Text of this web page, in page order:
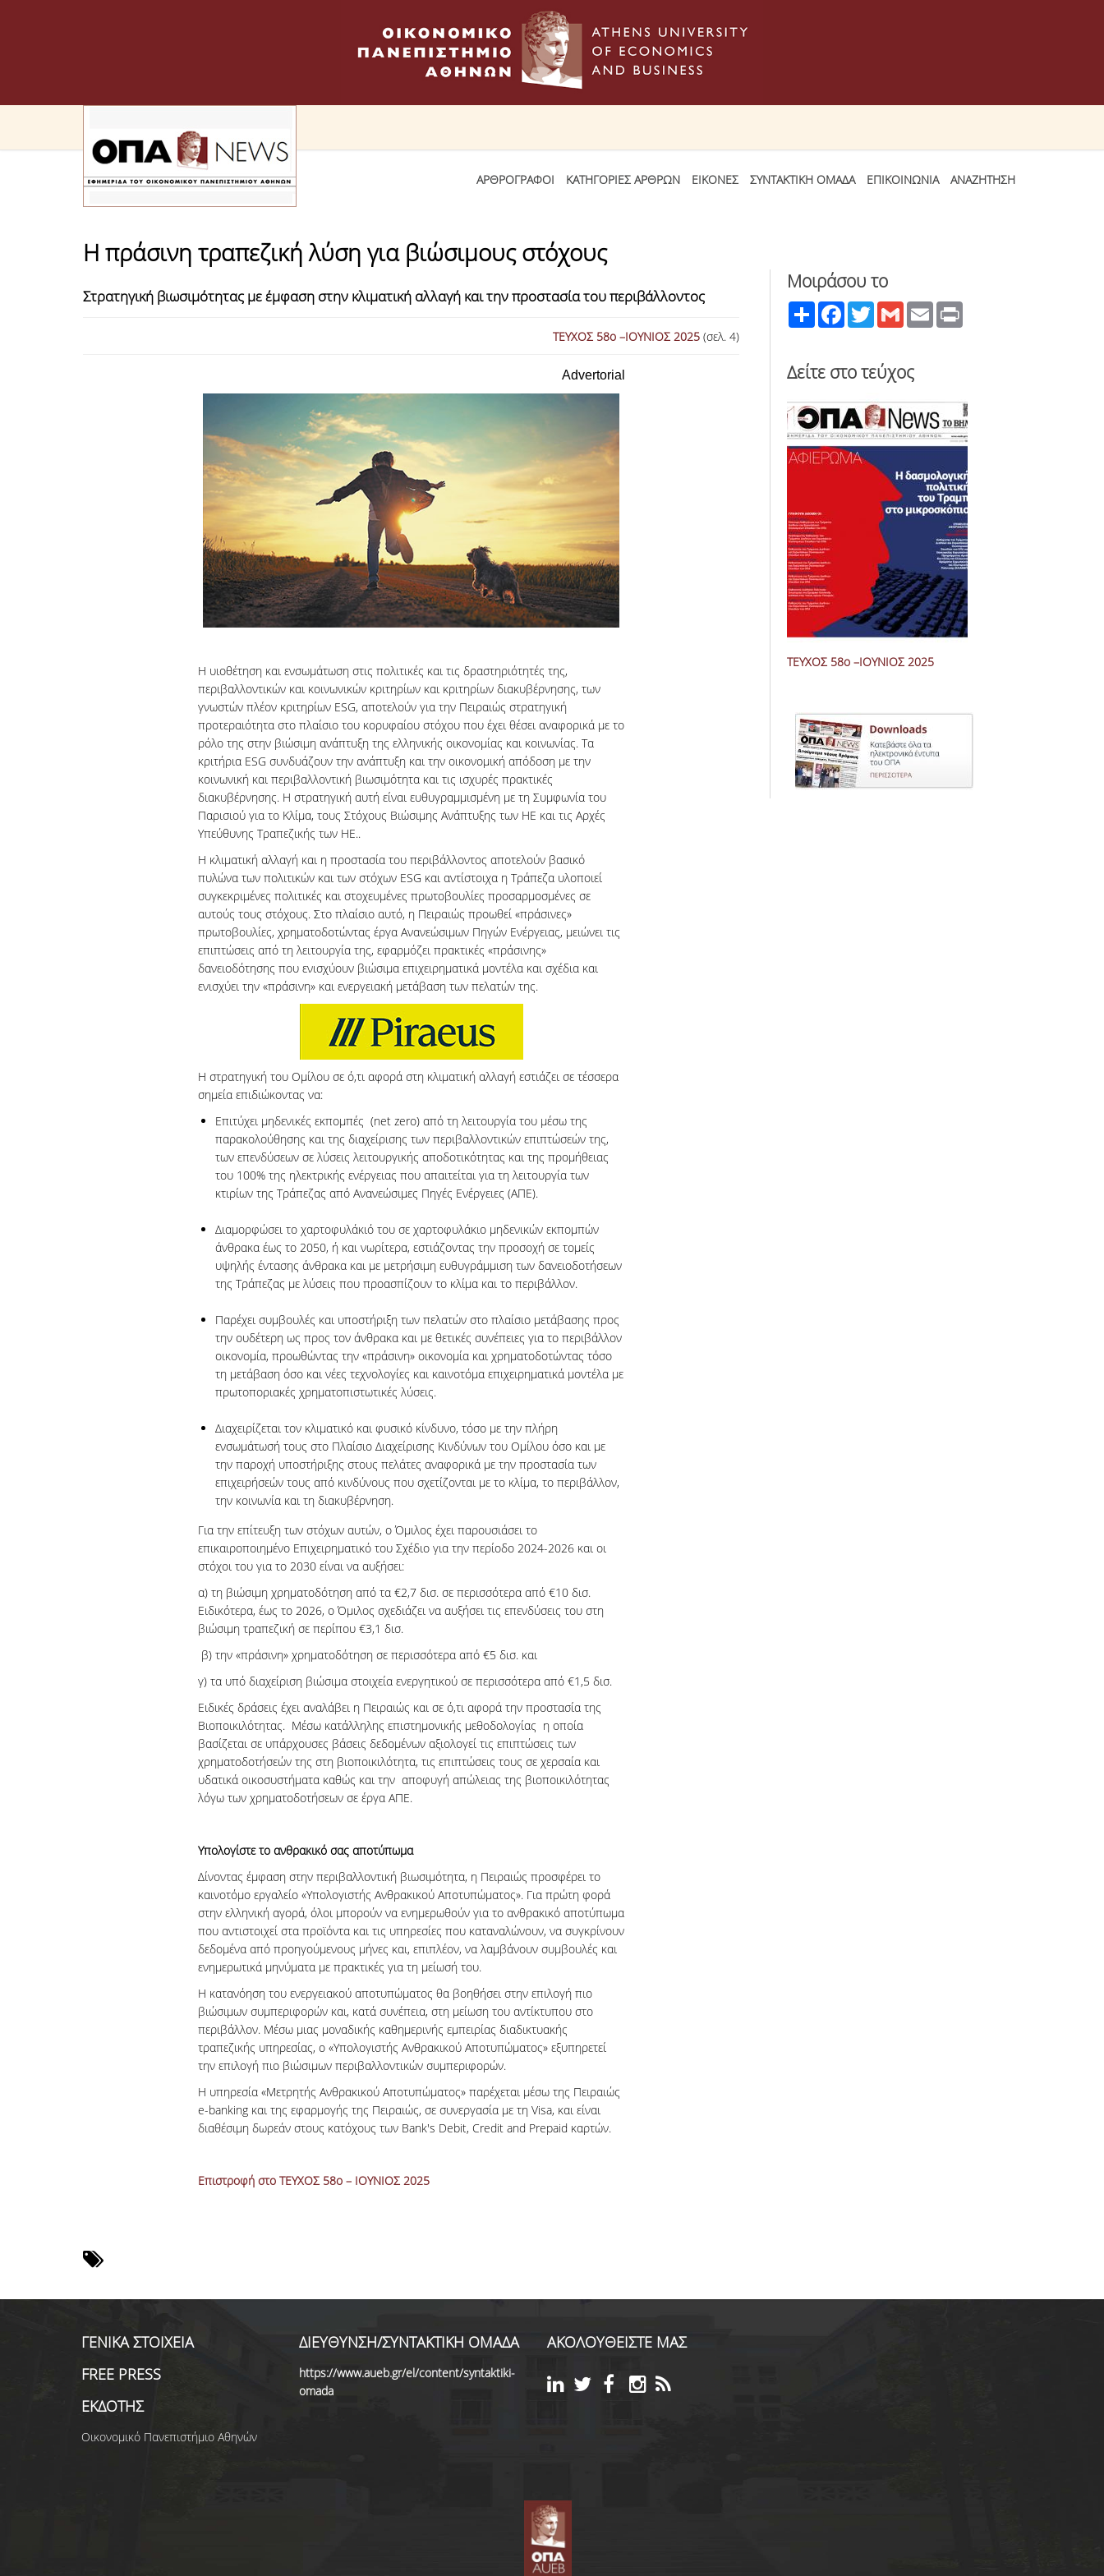
ΑΡΘΡΟΓΡΑΦΟΙ ΚΑΤΗΓΟΡΙΕΣ ΑΡΘΡΩΝ ΕΙΚΟΝΕΣ ΣΥΝΤΑΚΤΙΚΗ ΟΜΑΔΑ ΕΠΙΚΟΙΝΩΝΙΑ ΑΝΑΖΗΤΗΣΗ
Η πράσινη τραπεζική λύση για βιώσιμους στόχους
Στρατηγική βιωσιμότητας με έμφαση στην κλιματική αλλαγή και την προστασία του περιβάλλοντος
ΤΕΥΧΟΣ 58ο –IOYNΙΟΣ 2025 (σελ. 4)
Advertorial
Η υιοθέτηση και ενσωμάτωση στις πολιτικές και τις δραστηριότητές της,
περιβαλλοντικών και κοινωνικών κριτηρίων και κριτηρίων διακυβέρνησης, των
γνωστών πλέον κριτηρίων ESG, αποτελούν για την Πειραιώς στρατηγική
προτεραιότητα στο πλαίσιο του κορυφαίου στόχου που έχει θέσει αναφορικά με το
ρόλο της στην βιώσιμη ανάπτυξη της ελληνικής οικονομίας και κοινωνίας. Τα
κριτήρια ESG συνδυάζουν την ανάπτυξη και την οικονομική απόδοση με την
κοινωνική και περιβαλλοντική βιωσιμότητα και τις ισχυρές πρακτικές
διακυβέρνησης. Η στρατηγική αυτή είναι ευθυγραμμισμένη με τη Συμφωνία του
Παρισιού για το Κλίμα, τους Στόχους Βιώσιμης Ανάπτυξης των ΗΕ και τις Αρχές
Υπεύθυνης Τραπεζικής των HE..
Η κλιματική αλλαγή και η προστασία του περιβάλλοντος αποτελούν βασικό
πυλώνα των πολιτικών και των στόχων ESG και αντίστοιχα η Τράπεζα υλοποιεί
συγκεκριμένες πολιτικές και στοχευμένες πρωτοβουλίες προσαρμοσμένες σε
αυτούς τους στόχους. Στο πλαίσιο αυτό, η Πειραιώς προωθεί «πράσινες»
πρωτοβουλίες, χρηματοδοτώντας έργα Ανανεώσιμων Πηγών Ενέργειας, μειώνει τις
επιπτώσεις από τη λειτουργία της, εφαρμόζει πρακτικές «πράσινης»
δανειοδότησης που ενισχύουν βιώσιμα επιχειρηματικά μοντέλα και σχέδια και
ενισχύει την «πράσινη» και ενεργειακή μετάβαση των πελατών της.
Η στρατηγική του Ομίλου σε ό,τι αφορά στη κλιματική αλλαγή εστιάζει σε τέσσερα
σημεία επιδιώκοντας να:
Επιτύχει μηδενικές εκπομπές (net zero) από τη λειτουργία του μέσω της
παρακολούθησης και της διαχείρισης των περιβαλλοντικών επιπτώσεών της,
των επενδύσεων σε λύσεις λειτουργικής αποδοτικότητας και της προμήθειας
του 100% της ηλεκτρικής ενέργειας που απαιτείται για τη λειτουργία των
κτιρίων της Τράπεζας από Ανανεώσιμες Πηγές Ενέργειες (ΑΠΕ).
Διαμορφώσει το χαρτοφυλάκιό του σε χαρτοφυλάκιο μηδενικών εκπομπών
άνθρακα έως το 2050, ή και νωρίτερα, εστιάζοντας την προσοχή σε τομείς
υψηλής έντασης άνθρακα και με μετρήσιμη ευθυγράμμιση των δανειοδοτήσεων
της Τράπεζας με λύσεις που προασπίζουν το κλίμα και το περιβάλλον.
Παρέχει συμβουλές και υποστήριξη των πελατών στο πλαίσιο μετάβασης προς
την ουδέτερη ως προς τον άνθρακα και με θετικές συνέπειες για το περιβάλλον
οικονομία, προωθώντας την «πράσινη» οικονομία και χρηματοδοτώντας τόσο
τη μετάβαση όσο και νέες τεχνολογίες και καινοτόμα επιχειρηματικά μοντέλα με
πρωτοποριακές χρηματοπιστωτικές λύσεις.
Διαχειρίζεται τον κλιματικό και φυσικό κίνδυνο, τόσο με την πλήρη
ενσωμάτωσή τους στο Πλαίσιο Διαχείρισης Κινδύνων του Ομίλου όσο και με
την παροχή υποστήριξης στους πελάτες αναφορικά με την προστασία των
επιχειρήσεών τους από κινδύνους που σχετίζονται με το κλίμα, το περιβάλλον,
την κοινωνία και τη διακυβέρνηση.
Για την επίτευξη των στόχων αυτών, ο Όμιλος έχει παρουσιάσει το
επικαιροποιημένο Επιχειρηματικό του Σχέδιο για την περίοδο 2024-2026 και οι
στόχοι του για το 2030 είναι να αυξήσει:
α) τη βιώσιμη χρηματοδότηση από τα €2,7 δισ. σε περισσότερα από €10 δισ.
Ειδικότερα, έως το 2026, ο Όμιλος σχεδιάζει να αυξήσει τις επενδύσεις του στη
βιώσιμη τραπεζική σε περίπου €3,1 δισ.
β) την «πράσινη» χρηματοδότηση σε περισσότερα από €5 δισ. και
γ) τα υπό διαχείριση βιώσιμα στοιχεία ενεργητικού σε περισσότερα από €1,5 δισ.
Ειδικές δράσεις έχει αναλάβει η Πειραιώς και σε ό,τι αφορά την προστασία της
Βιοποικιλότητας. Μέσω κατάλληλης επιστημονικής μεθοδολογίας η οποία
βασίζεται σε υπάρχουσες βάσεις δεδομένων αξιολογεί τις επιπτώσεις των
χρηματοδοτήσεών της στη βιοποικιλότητα, τις επιπτώσεις τους σε χερσαία και
υδατικά οικοσυστήματα καθώς και την αποφυγή απώλειας της βιοποικιλότητας
λόγω των χρηματοδοτήσεων σε έργα ΑΠΕ.
Υπολογίστε το ανθρακικό σας αποτύπωμα
Δίνοντας έμφαση στην περιβαλλοντική βιωσιμότητα, η Πειραιώς προσφέρει το
καινοτόμο εργαλείο «Υπολογιστής Ανθρακικού Αποτυπώματος». Για πρώτη φορά
στην ελληνική αγορά, όλοι μπορούν να ενημερωθούν για το ανθρακικό αποτύπωμα
που αντιστοιχεί στα προϊόντα και τις υπηρεσίες που καταναλώνουν, να συγκρίνουν
δεδομένα από προηγούμενους μήνες και, επιπλέον, να λαμβάνουν συμβουλές και
ενημερωτικά μηνύματα με πρακτικές για τη μείωσή του.
Η κατανόηση του ενεργειακού αποτυπώματος θα βοηθήσει στην επιλογή πιο
βιώσιμων συμπεριφορών και, κατά συνέπεια, στη μείωση του αντίκτυπου στο
περιβάλλον. Μέσω μιας μοναδικής καθημερινής εμπειρίας διαδικτυακής
τραπεζικής υπηρεσίας, ο «Υπολογιστής Ανθρακικού Αποτυπώματος» εξυπηρετεί
την επιλογή πιο βιώσιμων περιβαλλοντικών συμπεριφορών.
Η υπηρεσία «Μετρητής Ανθρακικού Αποτυπώματος» παρέχεται μέσω της Πειραιώς
e-banking και της εφαρμογής της Πειραιώς, σε συνεργασία με τη Visa, και είναι
διαθέσιμη δωρεάν στους κατόχους των Bank's Debit, Credit and Prepaid καρτών.
Επιστροφή στο ΤΕΥΧΟΣ 58ο – IOYNΙΟΣ 2025
Μοιράσου το
ShareFacebook
TwitterGmailEmailPrint
Δείτε στο τεύχος
ΤΕΥΧΟΣ 58ο –IOYNΙΟΣ 2025
ΓΕΝΙΚΑ ΣΤΟΙΧΕΙΑ
FREE PRESS
ΕΚΔΟΤΗΣ
Οικονομικό Πανεπιστήμιο Αθηνών
ΔΙΕΥΘΥΝΣΗ/ΣΥΝΤΑΚΤΙΚΗ ΟΜΑΔΑ
https://www.aueb.gr/el/content/syntaktiki-
omada
ΑΚΟΛΟΥΘΕΙΣΤΕ ΜΑΣ